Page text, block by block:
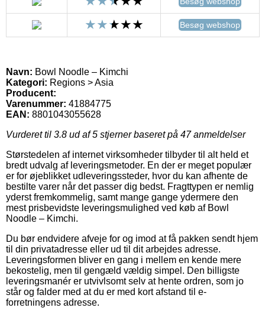
Besøg webshop
Navn: Bowl Noodle – Kimchi
Kategori: Regions > Asia
Producent:
Varenummer: 41884775
EAN: 8801043055628
Vurderet til 3.8 ud af 5 stjerner baseret på 47anmeldelser
Størstedelen af internet virksomheder tilbyder til alt held et
bredt udvalg af leveringsmetoder. En der er meget populær
er for øjeblikket udleveringssteder, hvor du kan afhente de
bestilte varer når det passer dig bedst. Fragttypen er nemlig
yderst fremkommelig, samt mange gange ydermere den
mest prisbevidste leveringsmulighed ved køb af Bowl
Noodle – Kimchi.
Du bør endvidere afveje for og imod at få pakken sendt hjem
til din privatadresse eller ud til dit arbejdes adresse.
Leveringsformen bliver en gang i mellem en kende mere
bekostelig, men til gengæld vældig simpel. Den billigste
leveringsmanér er utvivlsomt selv at hente ordren, som jo
står og falder med at du er med kort afstand til e-
forretningens adresse.